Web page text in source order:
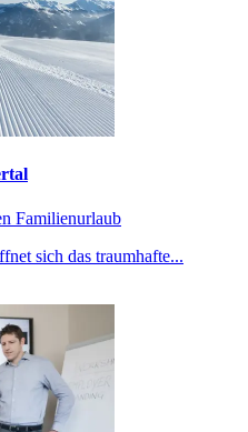
Familienurlaub
sich das traumhafte...